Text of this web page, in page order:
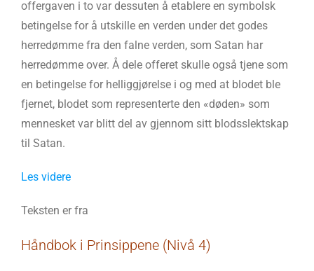
offergaven i to var dessuten å etablere en symbolsk
betingelse for å utskille en verden under det godes
herredømme fra den falne verden, som Satan har
herredømme over. Å dele offeret skulle også tjene som
en betingelse for helliggjørelse i og med at blodet ble
fjernet, blodet som representerte den «døden» som
mennesket var blitt del av gjennom sitt blodsslektskap
til Satan.
Les videre
Teksten er fra
Håndbok i Prinsippene (Nivå 4)